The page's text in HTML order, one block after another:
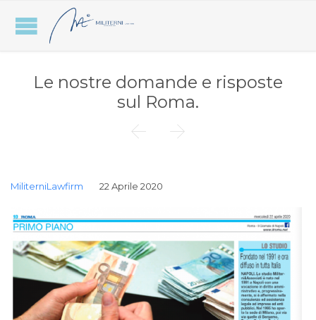
Le nostre domande e risposte
sul Roma.
 
MiliterniLawfirm 22 Aprile 2020